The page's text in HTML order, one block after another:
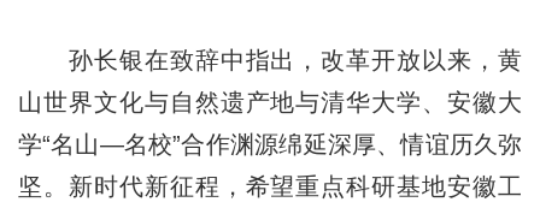
孙长银在致辞中指出，改革开放以来，黄
山世界文化与自然遗产地与清华大学、安徽大
学“名山—名校”合作渊源绵延深厚、情谊历久弥
坚。新时代新征程，希望重点科研基地安徽工